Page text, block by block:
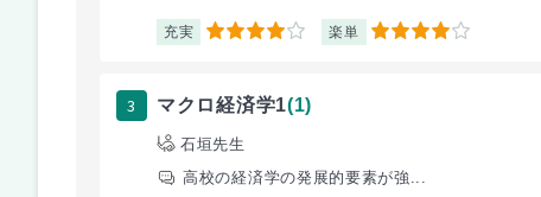
充実 4 楽単 4
3 マクロ経済学1(1)
石垣先生
高校の経済学の発展的要素が強...